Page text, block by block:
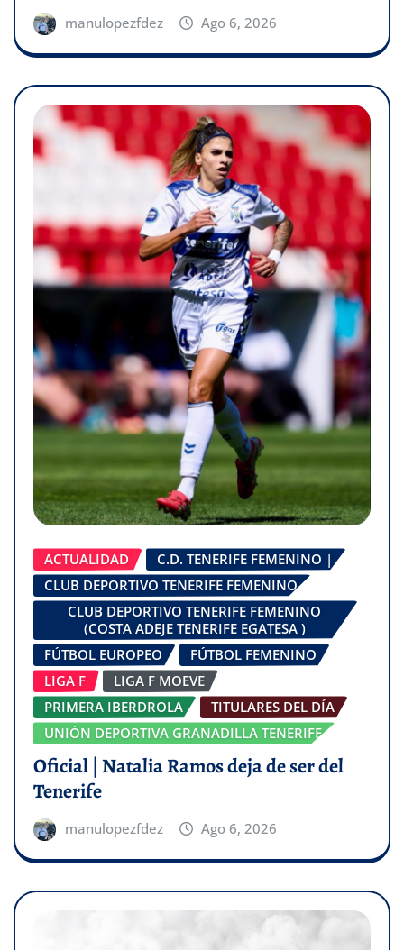
manulopezfdez Ago 6, 2026
ACTUALIDAD
C.D. TENERIFE FEMENINO |
CLUB DEPORTIVO TENERIFE FEMENINO
CLUB DEPORTIVO TENERIFE FEMENINO
(COSTA ADEJE TENERIFE EGATESA )
FÚTBOL EUROPEO
FÚTBOL FEMENINO
LIGA F
LIGA F MOEVE
PRIMERA IBERDROLA
TITULARES DEL DÍA
UNIÓN DEPORTIVA GRANADILLA TENERIFE
Oficial | Natalia Ramos deja de ser del
Tenerife
manulopezfdez Ago 6, 2026